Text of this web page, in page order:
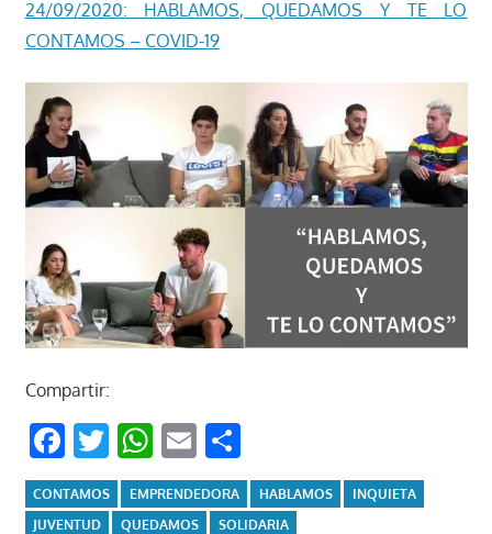
24/09/2020: HABLAMOS, QUEDAMOS Y TE LO
CONTAMOS – COVID-19
Compartir:
Facebook
Twitter
WhatsApp
EmailCompartir
CONTAMOS EMPRENDEDORA HABLAMOS
INQUIETA
JUVENTUD
QUEDAMOS SOLIDARIA